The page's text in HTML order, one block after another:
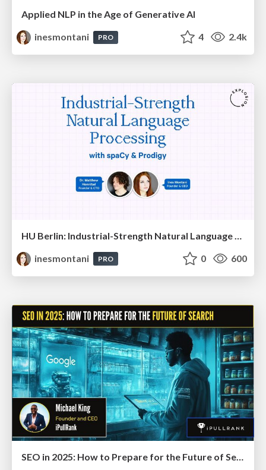
Applied NLP in the Age of Generative AI
inesmontani
PRO 4 2.4k
inesmontani
PRO 0 600
SEO in 2025: How to Prepare for the Future of Search